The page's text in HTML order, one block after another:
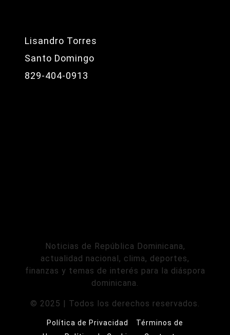
Lisandro Torres
Santo Domingo
829-404-0913
Noticias de República Dominicana,
actualidad nacional, clima, deportes,
finanzas y temas de interés para la diáspora
dominicana.
© 2025 | Todos los derechos reservados.
Política de Privacidad
Términos de